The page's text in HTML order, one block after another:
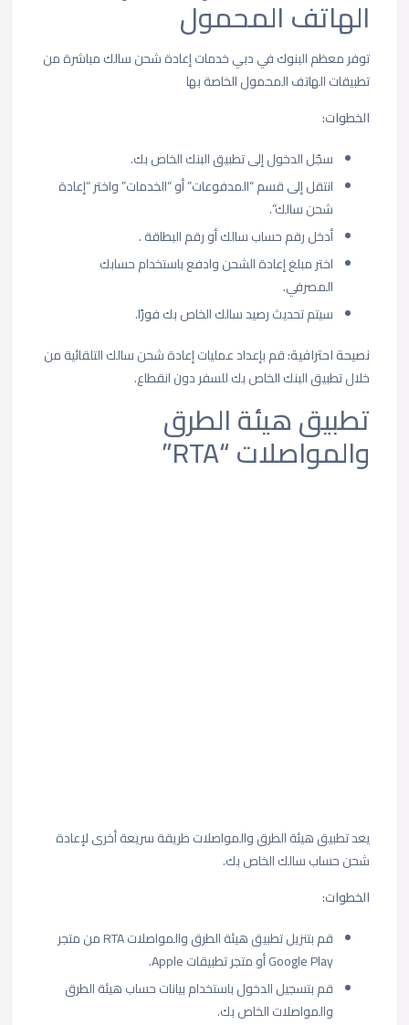
الهاتف المحمول
توفر معظم البنوك في دبي خدمات إعادة شحن سالك مباشرة من
تطبيقات الهاتف المحمول الخاصة بها
الخطوات:
سجّل الدخول إلى تطبيق البنك الخاص بك.
انتقل إلى قسم “المدفوعات” أو “الخدمات” واختر “إعادة
شحن سالك”.
أدخل رقم حساب سالك أو رقم البطاقة .
اختر مبلغ إعادة الشحن وادفع باستخدام حسابك
المصرفي.
سيتم تحديث رصيد سالك الخاص بك فورًا.
نصيحة احترافية:قم بإعداد عمليات إعادة شحن سالك التلقائية من
خلال تطبيق البنك الخاص بك للسفر دون انقطاع.
تطبيق هيئة الطرق
والمواصلات “RTA”
يعد تطبيق هيئة الطرق والمواصلات طريقة سريعة أخرى لإعادة
شحن حساب سالك الخاص بك.
الخطوات:
قم بتنزيل تطبيق هيئة الطرق والمواصلات RTA من متجر
Google Play أو متجر تطبيقات Apple.
قم بتسجيل الدخول باستخدام بيانات حساب هيئة الطرق
والمواصلات الخاص بك.